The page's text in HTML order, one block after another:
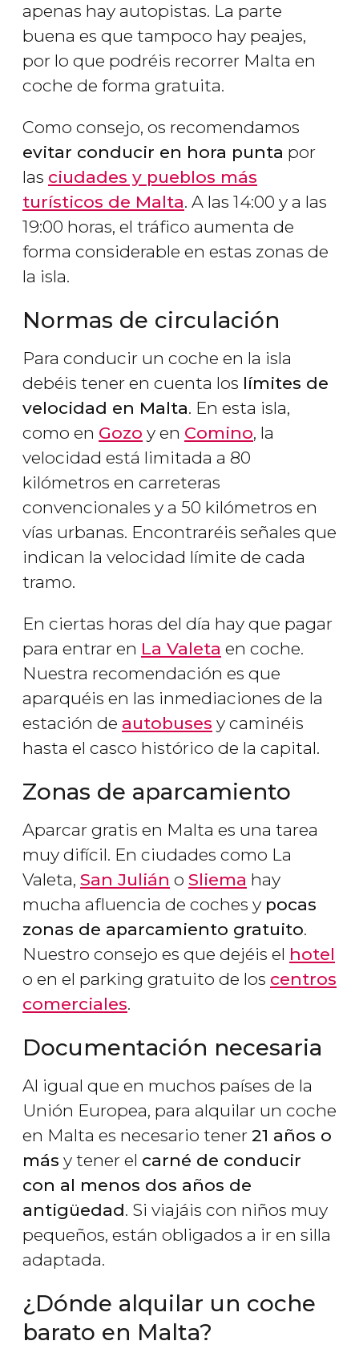
apenas hay autopistas. La parte
buena es que tampoco hay peajes,
por lo que podréis recorrer Malta en
coche de forma gratuita.
Como consejo, os recomendamos
evitar conducir en hora punta por
las ciudades y pueblos más
turísticos de Malta. A las 14:00 y a las
19:00 horas, el tráfico aumenta de
forma considerable en estas zonas de
la isla.
Normas de circulación
Para conducir un coche en la isla
debéis tener en cuenta los límites de
velocidad en Malta. En esta isla,
como en Gozo y en Comino, la
velocidad está limitada a 80
kilómetros en carreteras
convencionales y a 50 kilómetros en
vías urbanas. Encontraréis señales que
indican la velocidad límite de cada
tramo.
En ciertas horas del día hay que pagar
para entrar en La Valeta en coche.
Nuestra recomendación es que
aparquéis en las inmediaciones de la
estación de autobuses y caminéis
hasta el casco histórico de la capital.
Zonas de aparcamiento
Aparcar gratis en Malta es una tarea
muy difícil. En ciudades como La
Valeta, San Julián o Sliema hay
mucha afluencia de coches y pocas
zonas de aparcamiento gratuito.
Nuestro consejo es que dejéis el hotel
o en el parking gratuito de los centros
comerciales.
Documentación necesaria
Al igual que en muchos países de la
Unión Europea, para alquilar un coche
en Malta es necesario tener 21 años o
más y tener el carné de conducir
con al menos dos años de
antigüedad. Si viajáis con niños muy
pequeños, están obligados a ir en silla
adaptada.
¿Dónde alquilar un coche
barato en Malta?